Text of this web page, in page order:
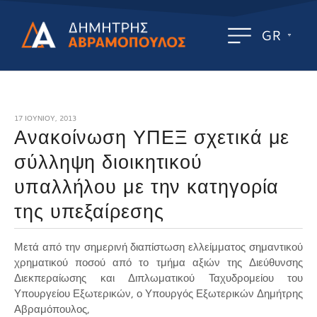
GR
17 ΙΟΥΝΊΟΥ, 2013
Ανακοίνωση ΥΠΕΞ σχετικά με
σύλληψη διοικητικού
υπαλλήλου με την κατηγορία
της υπεξαίρεσης
Μετά από την σημερινή διαπίστωση ελλείμματος σημαντικού
χρηματικού ποσού από το τμήμα αξιών της Διεύθυνσης
Διεκπεραίωσης και Διπλωματικού Ταχυδρομείου του
Υπουργείου Εξωτερικών, ο Υπουργός Εξωτερικών Δημήτρης
Αβραμόπουλος,